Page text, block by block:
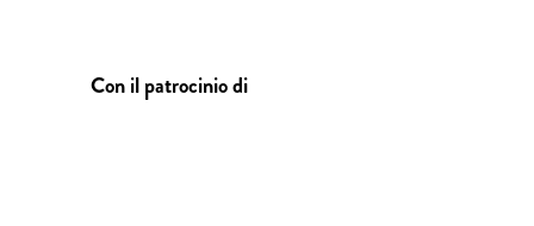
Con il patrocinio di